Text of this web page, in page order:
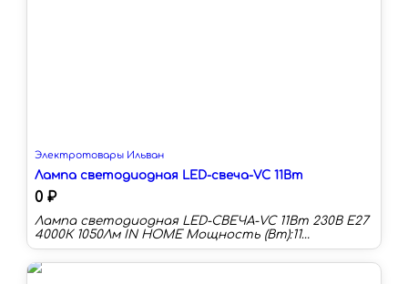
Электротовары Ильван
Лампа светодиодная LED-свеча-VC 11Вт
0 ₽
Лампа светодиодная LED-СВЕЧА-VC 11Вт 230В Е27
4000К 1050Лм IN HOME Мощность (Вт):11
Цоколь:E27 Цветовая температура:4000 К
Длина:107 мм Тип колбы:C Световой поток:1050 лм
Световая отдача:95 лм/Вт